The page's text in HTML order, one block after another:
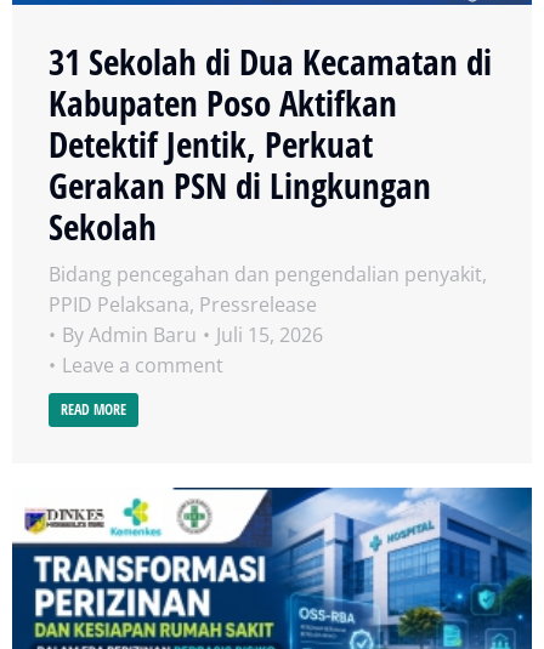
31 Sekolah di Dua Kecamatan di
Kabupaten Poso Aktifkan
Detektif Jentik, Perkuat
Gerakan PSN di Lingkungan
Sekolah
Bidang pencegahan dan pengendalian penyakit,
PPID Pelaksana, Pressrelease
ByAdmin Baru
Juli 15, 2026
Leave a comment
READ MORE